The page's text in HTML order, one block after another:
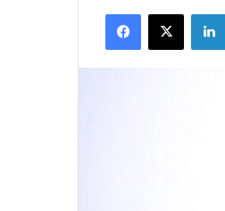
email
Facebook
X